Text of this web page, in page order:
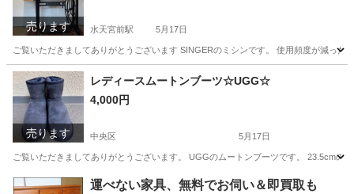
売ります 水天宮前駅 5月17日
ご覧いただきましてありがとうございます SINGERのミシンです。 使用頻度が減っ
東京 中央区 水天宮前駅 生活家電 シンガー
売ります
レディースムートンブーツ☆UGG☆
4,000円
中央区 5月17日
ご覧いただきましてありがとうございます。 UGGのムートンブーツです。 23.5cm
東京 中央区 靴 ムートンブーツ
運べない家具、無料でお伺い＆即買取も